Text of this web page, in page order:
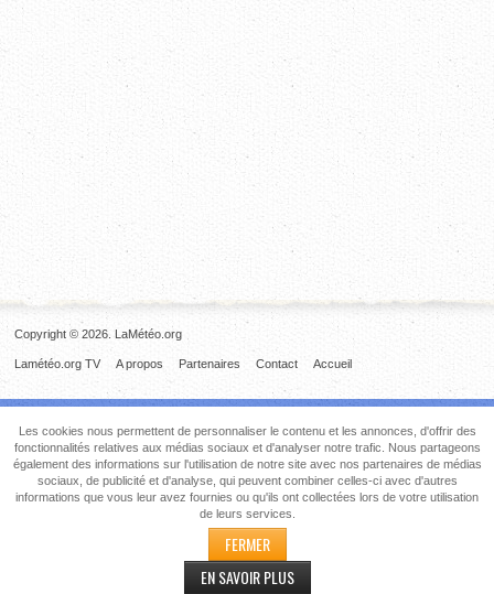
Copyright © 2026. LaMétéo.org
Accueil
Contact
Partenaires
A propos
Lamétéo.org TV
Les cookies nous permettent de personnaliser le contenu et les annonces, d'offrir des
fonctionnalités relatives aux médias sociaux et d'analyser notre trafic. Nous partageons
également des informations sur l'utilisation de notre site avec nos partenaires de médias
sociaux, de publicité et d'analyse, qui peuvent combiner celles-ci avec d'autres
informations que vous leur avez fournies ou qu'ils ont collectées lors de votre utilisation
de leurs services.
FERMER
EN SAVOIR PLUS